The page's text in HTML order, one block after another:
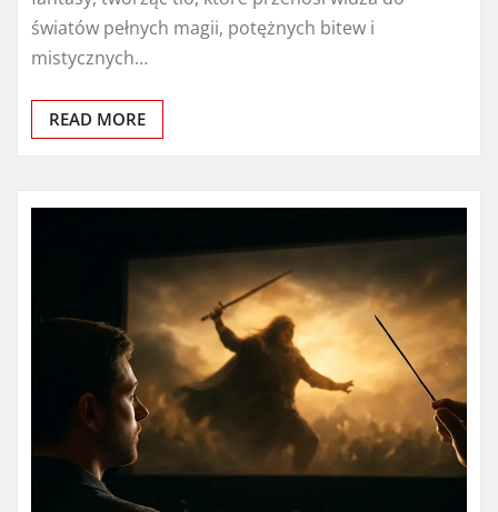
światów pełnych magii, potężnych bitew i
mistycznych…
READ MORE